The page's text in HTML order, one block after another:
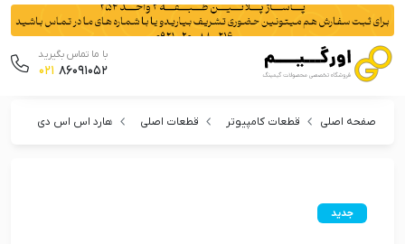
با ما تماس بگیرید
021 86091052
صفحه اصلی قطعات کامپیوتر قطعات اصلی هارد اس اس دی
جدید